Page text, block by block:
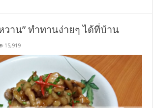
วาน” ทำทานง่ายๆ ได้ที่บ้าน
15,919